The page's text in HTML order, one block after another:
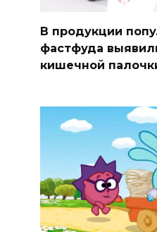
В продукции
фастфуда
кишечной